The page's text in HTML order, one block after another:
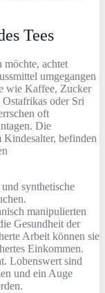
Tees
möchte, achtet
umgegangen
wie Kaffee, Zucker
oder Sri
oft
Die
befinden
synthetische
manipulierten
Gesundheit der
Arbeit können sie
Einkommen.
Lobenswert sind
und ein Auge